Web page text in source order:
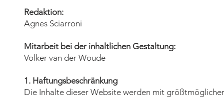
Redaktion:
Agnes Sciarroni
Mitarbeit bei der inhaltlichen Gestaltung:
Volker van der Woude
1. Haftungsbeschränkung
Die Inhalte dieser Website werden mit